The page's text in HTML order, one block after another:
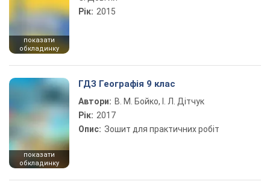
показати
обкладинку
Рік: 2015
показати
обкладинку
ГДЗ Географія 9 клас
Автори: В. М. Бойко, І. Л. Дітчук
Рік: 2017
Опис: Зошит для практичних робіт